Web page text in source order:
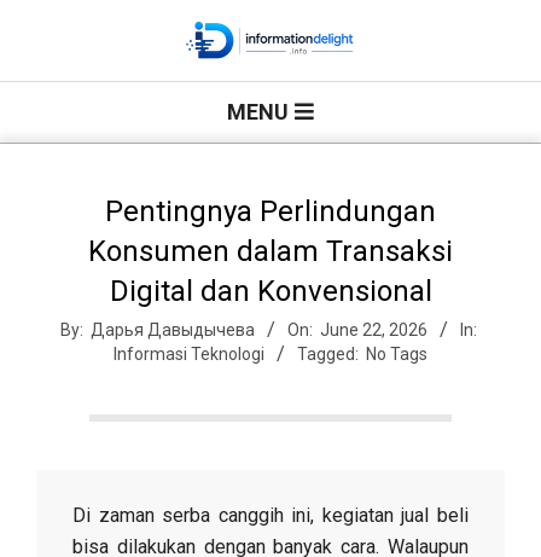
content
P
u
MENU
Pentingnya Perlindungan
Konsumen dalam Transaksi
Digital dan Konvensional
By: Дарья Давыдычева On: June 22, 2026
In:
Informasi Teknologi
Tagged: No Tags
Di zaman serba canggih ini, kegiatan jual beli
bisa dilakukan dengan banyak cara. Walaupun